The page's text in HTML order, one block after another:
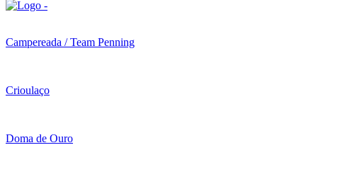
Campereada / Team Penning
Crioulaço
Doma de Ouro